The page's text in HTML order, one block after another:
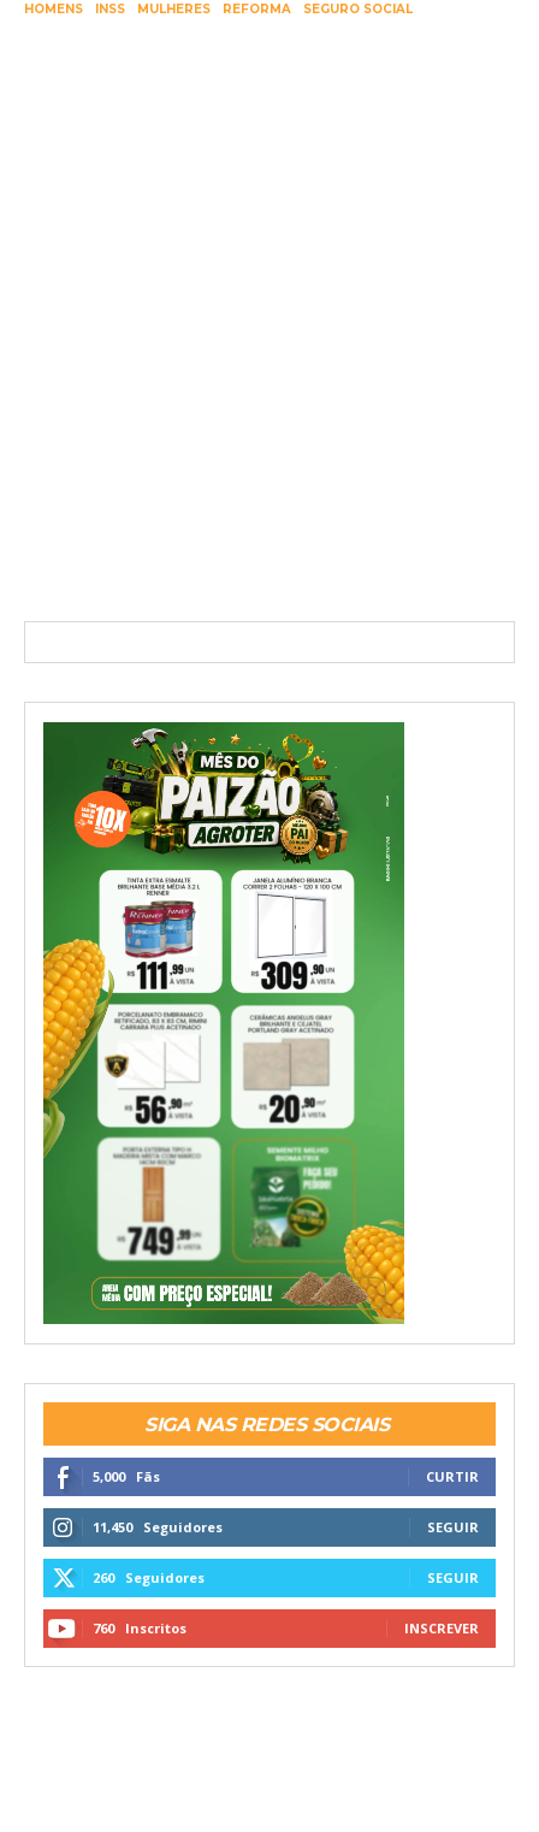
HOMENS INSS MULHERES REFORMA SEGURO SOCIAL
SIGA NAS REDES SOCIAIS
5,000 Fãs CURTIR
11,450 Seguidores SEGUIR
260 Seguidores SEGUIR
760 Inscritos INSCREVER